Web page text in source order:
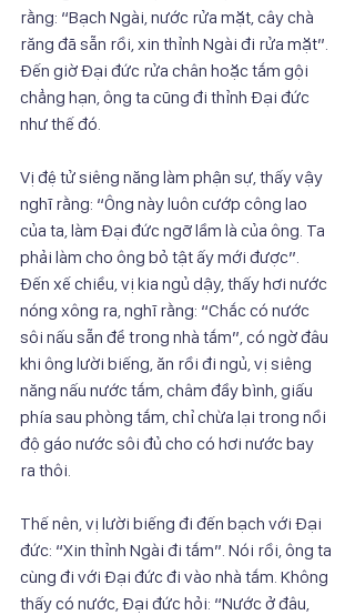
rằng: “Bạch Ngài, nước rửa mặt, cây chà
răng đã sẵn rồi, xin thỉnh Ngài đi rửa mặt”.
Đến giờ Đại đức rửa chân hoặc tắm gội
chẳng hạn, ông ta cũng đi thỉnh Đại đức
như thế đó.
Vị đệ tử siêng năng làm phận sự, thấy vậy
nghĩ rằng: “Ông này luôn cướp công lao
của ta, làm Đại đức ngỡ lầm là của ông. Ta
phải làm cho ông bỏ tật ấy mới được”.
Đến xế chiều, vị kia ngủ dậy, thấy hơi nước
nóng xông ra, nghĩ rằng: “Chắc có nước
sôi nấu sẵn để trong nhà tắm”, có ngờ đâu
khi ông lười biếng, ăn rồi đi ngủ, vị siêng
năng nấu nước tắm, châm đầy bình, giấu
phía sau phòng tắm, chỉ chừa lại trong nồi
độ gáo nước sôi đủ cho có hơi nước bay
ra thôi.
Thế nên, vị lười biếng đi đến bạch với Đại
đức: “Xin thỉnh Ngài đi tắm”. Nói rồi, ông ta
cùng đi với Đại đức đi vào nhà tắm. Không
thấy có nước, Đại đức hỏi: “Nước ở đâu,